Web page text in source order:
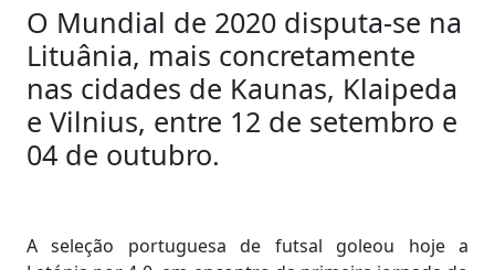
O Mundial de 2020 disputa-se na
Lituânia, mais concretamente
nas cidades de Kaunas, Klaipeda
e Vilnius, entre 12 de setembro e
04 de outubro.
A seleção portuguesa de futsal goleou hoje a